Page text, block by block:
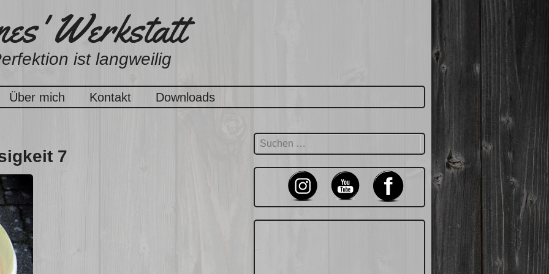
Werkstatt
ist langweilig
Über mich Kontakt Downloads
7
Suchen
nach: